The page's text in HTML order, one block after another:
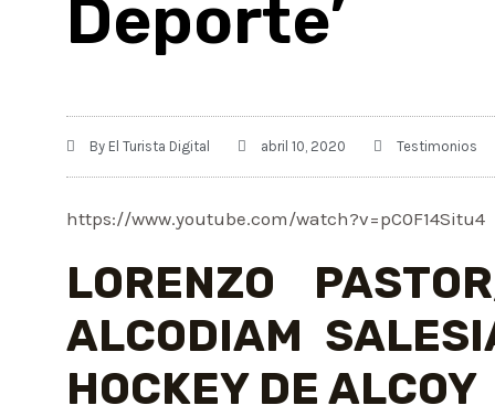
Deporte’
By El Turista Digital abril 10, 2020 Testimonios
https://www.youtube.com/watch?v=pC0F14Situ4
LORENZO
ALCODIAM
HOCKEY DE ALCOY